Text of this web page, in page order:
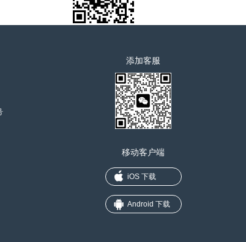
添加客服
移动客户端
iOS 下载
Android 下载